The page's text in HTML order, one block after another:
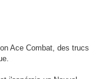
Ace Combat, des trucs